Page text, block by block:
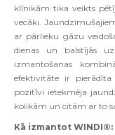
klīnikām tika veikts
vecāki.
ar pārlieku gāzu
dienas un balstījās
izmantošanas
efektivitāte ir pierādīta
pozitīvi ietekmēja
kolikām un citām ar to
Kā izmantot WINDI®: